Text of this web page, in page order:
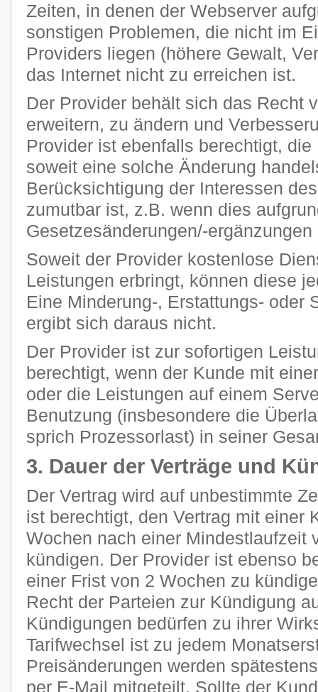
Zeiten, in denen der Webserver
sonstigen Problemen, die nicht im
Providers liegen (höhere Gewalt,
das Internet nicht zu erreichen ist.
Der Provider behält sich das Recht
erweitern, zu ändern und
Provider ist ebenfalls berechtigt,
soweit eine solche Änderung
Berücksichtigung der Interessen
zumutbar ist, z.B. wenn dies
Gesetzesänderungen/-
Soweit der Provider kostenlose
Leistungen erbringt, können diese
Eine Minderung-, Erstattungs- oder
ergibt sich daraus nicht.
Der Provider ist zur sofortigen
berechtigt, wenn der Kunde mit
oder die Leistungen auf einem
Benutzung (insbesondere die
sprich Prozessorlast) in seiner
3. Dauer der Verträge und
Der Vertrag wird auf unbestimmte
ist berechtigt, den Vertrag mit einer
Wochen nach einer Mindestlaufzeit
kündigen. Der Provider ist ebenso
einer Frist von 2 Wochen zu
Recht der Parteien zur Kündigung
Kündigungen bedürfen zu ihrer
Tarifwechsel ist zu jedem
Preisänderungen werden
per E-Mail mitgeteilt. Sollte der